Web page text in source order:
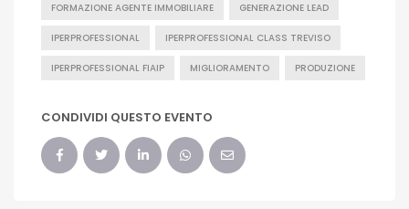
FORMAZIONE AGENTE IMMOBILIARE GENERAZIONE LEAD
IPERPROFESSIONAL IPERPROFESSIONAL CLASS TREVISO
IPERPROFESSIONAL FIAIP MIGLIORAMENTO PRODUZIONE
CONDIVIDI QUESTO EVENTO